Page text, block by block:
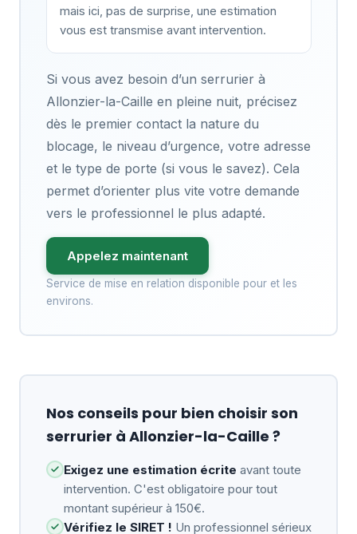
mais ici, pas de surprise, une estimation
vous est transmise avant intervention.
Si vous avez besoin d’un serrurier à
Allonzier-la-Caille en pleine nuit, précisez
dès le premier contact la nature du
blocage, le niveau d’urgence, votre adresse
et le type de porte (si vous le savez). Cela
permet d’orienter plus vite votre demande
vers le professionnel le plus adapté.
Appelez maintenant
Service de mise en relation disponible pour et les
environs.
Nos conseils pour bien choisir son
serrurier à Allonzier-la-Caille ?
Exigez une estimation écrite avant toute
intervention. C'est obligatoire pour tout
montant supérieur à 150€.
Vérifiez le SIRET ! Un professionnel sérieux